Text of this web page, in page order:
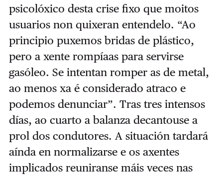
psicolóxico desta crise fixo que moitos
usuarios non quixeran entendelo. “Ao
principio puxemos bridas de plástico,
pero a xente rompíaas para servirse
gasóleo. Se intentan romper as de metal,
ao menos xa é considerado atraco e
podemos denunciar”. Tras tres intensos
días, ao cuarto a balanza decantouse a
prol dos condutores. A situación tardará
aínda en normalizarse e os axentes
implicados reuniranse máis veces nas